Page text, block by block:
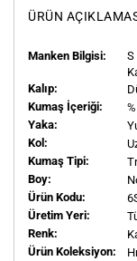
ÜRÜN
Manken Bilgisi: S
Kalıp:
Kumaş İçeriği:
Yaka:
Kol:
Kumaş Tipi:
Boy:
Ürün Kodu:
Üretim Yeri:
Renk:
Ürün Koleksiyon: